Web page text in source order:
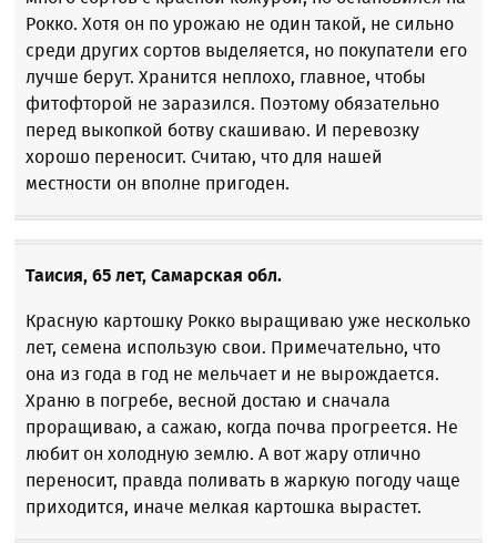
Рокко. Хотя он по урожаю не один такой, не сильно
среди других сортов выделяется, но покупатели его
лучше берут. Хранится неплохо, главное, чтобы
фитофторой не заразился. Поэтому обязательно
перед выкопкой ботву скашиваю. И перевозку
хорошо переносит. Считаю, что для нашей
местности он вполне пригоден.
Таисия, 65 лет, Самарская обл.
Красную картошку Рокко выращиваю уже несколько
лет, семена использую свои. Примечательно, что
она из года в год не мельчает и не вырождается.
Храню в погребе, весной достаю и сначала
проращиваю, а сажаю, когда почва прогреется. Не
любит он холодную землю. А вот жару отлично
переносит, правда поливать в жаркую погоду чаще
приходится, иначе мелкая картошка вырастет.